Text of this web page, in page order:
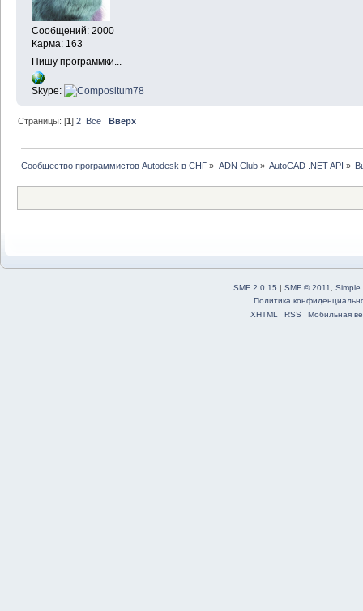
Сообщений: 2000
Карма: 163
Пишу программки...
Skype:
Страницы: [1]2 Все Вверх
Сообщество программистов Autodesk в СНГ » ADN Club» AutoCAD .NET API »
SMF 2.0.15 | SMF © 2011
Simple
Политика
XHTML
RSS Мобильная